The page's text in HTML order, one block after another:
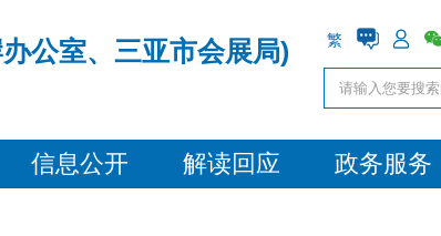
公室、三亚市会展局) 繁
信息公开 解读回应 政务服务